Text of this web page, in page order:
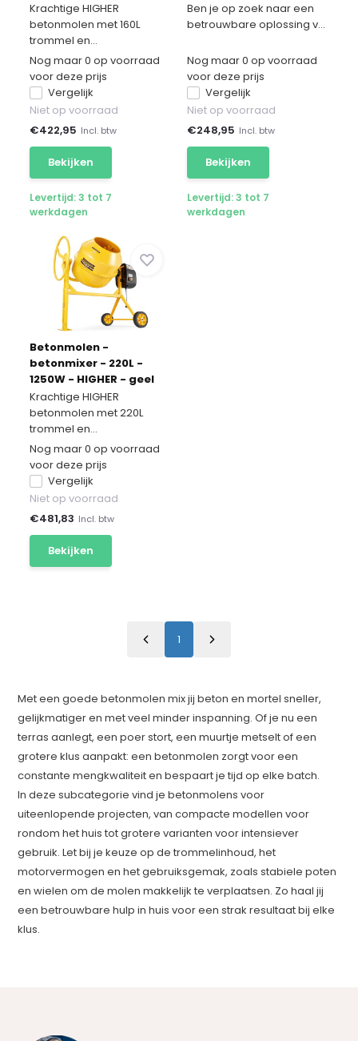
Krachtige HIGHER
betonmolen met 160L
trommel en...
Nog maar 0 op voorraad
voor deze prijs
Vergelijk
Niet op voorraad
€422,95 Incl. btw
Bekijken
Levertijd: 3 tot 7
werkdagen
Ben je op zoek naar een
betrouwbare oplossing v...
Nog maar 0 op voorraad
voor deze prijs
Vergelijk
Niet op voorraad
€248,95 Incl. btw
Bekijken
Levertijd: 3 tot 7
werkdagen
Betonmolen -
betonmixer - 220L -
1250W - HIGHER - geel
Krachtige HIGHER
betonmolen met 220L
trommel en...
Nog maar 0 op voorraad
voor deze prijs
Vergelijk
Niet op voorraad
€481,83 Incl. btw
Bekijken
1
Met een goede betonmolen mix jij beton en mortel sneller,
gelijkmatiger en met veel minder inspanning. Of je nu een
terras aanlegt, een poer stort, een muurtje metselt of een
grotere klus aanpakt: een betonmolen zorgt voor een
constante mengkwaliteit en bespaart je tijd op elke batch.
In deze subcategorie vind je betonmolens voor
uiteenlopende projecten, van compacte modellen voor
rondom het huis tot grotere varianten voor intensiever
gebruik. Let bij je keuze op de trommelinhoud, het
motorvermogen en het gebruiksgemak, zoals stabiele poten
en wielen om de molen makkelijk te verplaatsen. Zo haal jij
een betrouwbare hulp in huis voor een strak resultaat bij elke
klus.